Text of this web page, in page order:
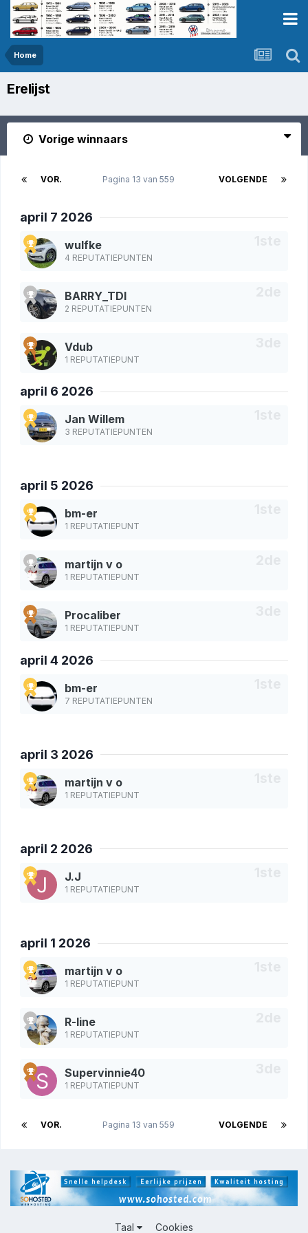
Home
Erelijst
Vorige winnaars
VOR. VOLGENDE
Pagina 13 van 559
april 7 2026
wulfke
4 REPUTATIEPUNTEN
BARRY_TDI
2 REPUTATIEPUNTEN
Vdub
1 REPUTATIEPUNT
april 6 2026
Jan Willem
3 REPUTATIEPUNTEN
april 5 2026
bm-er
1 REPUTATIEPUNT
martijn v o
1 REPUTATIEPUNT
Procaliber
1 REPUTATIEPUNT
april 4 2026
bm-er
7 REPUTATIEPUNTEN
april 3 2026
martijn v o
1 REPUTATIEPUNT
april 2 2026
J.J
1 REPUTATIEPUNT
april 1 2026
martijn v o
1 REPUTATIEPUNT
R-line
1 REPUTATIEPUNT
Supervinnie40
1 REPUTATIEPUNT
VOR. VOLGENDE
Pagina 13 van 559
Taal Cookies